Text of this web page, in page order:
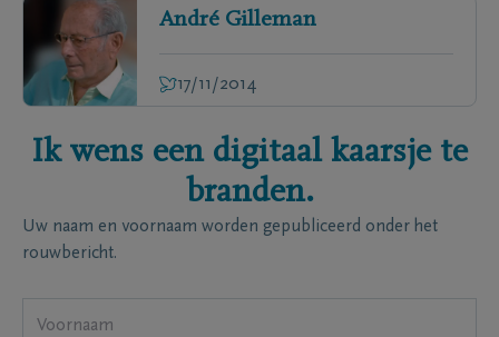
André Gilleman
17/11/2014
Ik wens een digitaal kaarsje te
branden.
Uw naam en voornaam worden gepubliceerd onder het
rouwbericht.